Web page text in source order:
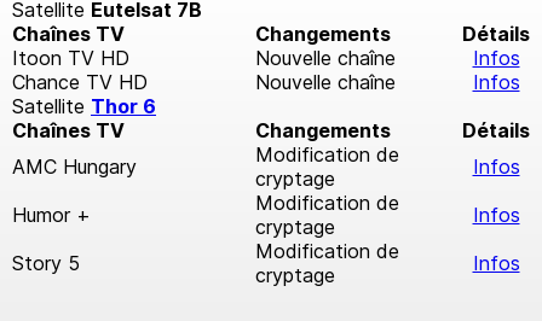
Satellite Eutelsat 7B
Chaînes TV
Changements
Détails
Itoon TV HD
Nouvelle chaîne
Infos
Chance TV HD
Nouvelle chaîne
Infos
Satellite Thor 6
Chaînes TV
Changements
Détails
AMC Hungary
Modification de
cryptage
Infos
Humor +
Modification de
cryptage
Infos
Story 5
Modification de
cryptage
Infos